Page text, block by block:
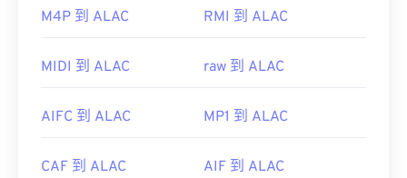
为了获得最佳效果，请使用VLC 媒体播放器
不过，AAC 文件非常普遍，可以在许多其他程序和
此外，由于 AAC 文件通常用作视频游戏的音频文
M4P 到 ALAC RMI 到 ALAC
MIDI 到 ALAC raw 到 ALAC
AIFC 到 ALAC MP1 到 ALAC
CAF 到 ALAC AIF 到 ALAC